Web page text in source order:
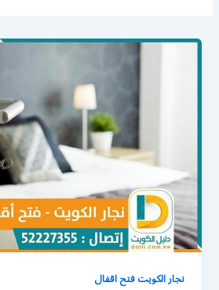
نجار الكويت فتح اقفال